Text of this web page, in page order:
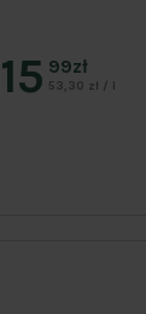
15 99zł
53,30 zł / l